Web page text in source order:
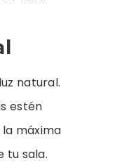
natural.
estén
máxima
tu sala.